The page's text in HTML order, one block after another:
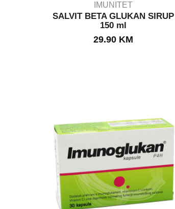
IN STOCK
IMUNITET
SALVIT BETA GLUKAN SIRUP
150 ml
29.90 KM